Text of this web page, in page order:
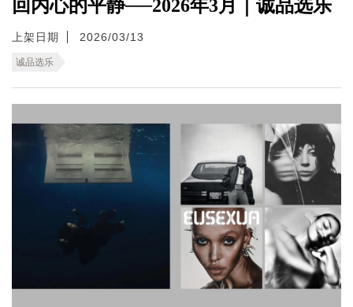
回内心的平静──2026年3月｜诚品选乐
上架日期 2026/03/13
诚品选乐